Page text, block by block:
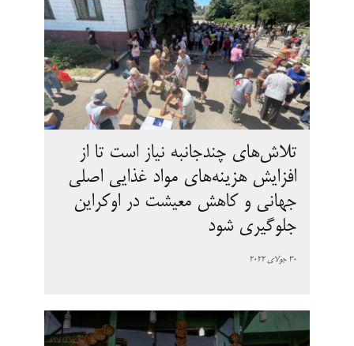
تلاش‌های چندجانبه نیاز است تا از
افزایش هزینه‌های مواد غذایی اصلی
جهانی و کاهش معیشت در اوکراین
جلوگیری شود
30 جولای 2022